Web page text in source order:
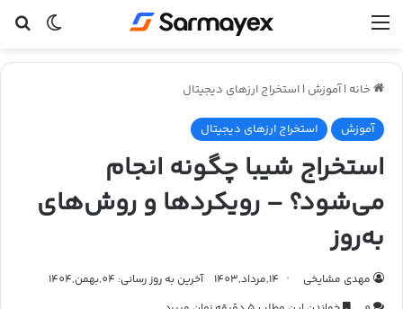
خانه | آموزش | استخراج ارزهای دیجیتال
آموزش استخراج ارزهای دیجیتال
استخراج شیبا چگونه انجام
می‌شود؟ – رویکردها و روش‌های
به‌روز
مهدی مشایخی 14,مرداد,1403
آخرین به روز رسانی: 04,بهمن,1404